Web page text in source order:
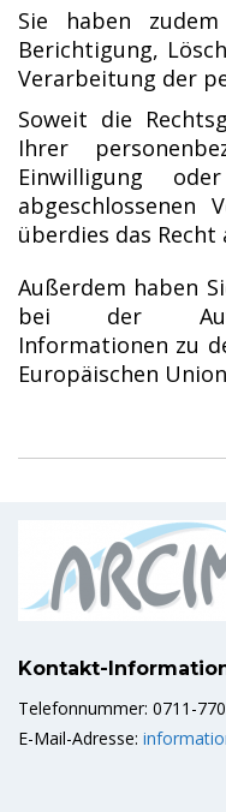
Sie haben
Berichtigung,
Verarbeitung der
Soweit die
Ihrer
Einwilligung
abgeschlossenen
überdies das
Außerdem haben
bei der
Informationen zu
Europäischen
Kontakt-
Telefonnummer: 0711-
E-Mail-Adresse: